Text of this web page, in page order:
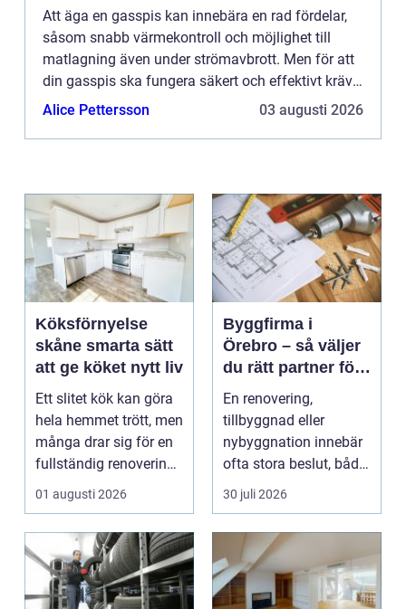
Att äga en gasspis kan innebära en rad fördelar,
såsom snabb värmekontroll och möjlighet till
matlagning även under strömavbrott. Men för att
din gasspis ska fungera säkert och effektivt krävs
regelbunden service. I Stockholm finns en mängd
Alice Pettersson 03 augusti 2026
Köksförnyelse
skåne smarta sätt
att ge köket nytt liv
Ett slitet kök kan göra
hela hemmet trött, men
många drar sig för en
fullständig renovering.
Det tar...
01 augusti 2026
Byggfirma i
Örebro – så väljer
du rätt partner för
ditt projekt
En renovering,
tillbyggnad eller
nybyggnation innebär
ofta stora beslut, både
ekonomiskt ...
30 juli 2026